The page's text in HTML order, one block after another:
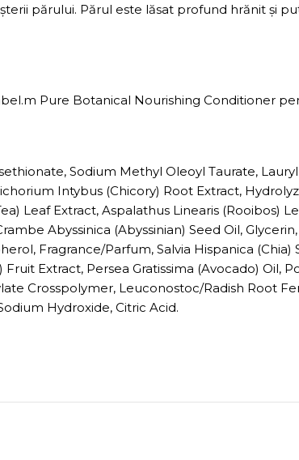
părului. Părul este lăsat profund hrănit și
Pure Botanical Nourishing Conditioner
Sodium Methyl Oleoyl Taurate,
Intybus (Chicory) Root Extract,
Leaf Extract, Aspalathus Linearis (Rooibos)
Abyssinica (Abyssinian) Seed Oil,
Fragrance/Parfum, Salvia Hispanica (Chia)
Extract, Persea Gratissima (Avocado) Oil,
Crosspolymer, Leuconostoc/Radish Root
Hydroxide, Citric Acid.